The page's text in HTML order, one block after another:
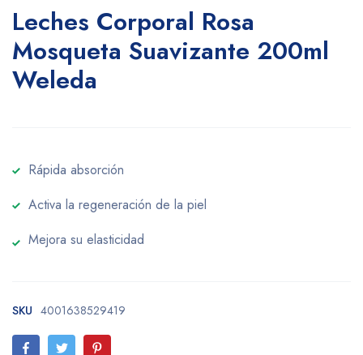
Leches Corporal Rosa
Mosqueta Suavizante 200ml
Weleda
Rápida absorción
Activa la regeneración de la piel
Mejora su elasticidad
SKU 4001638529419